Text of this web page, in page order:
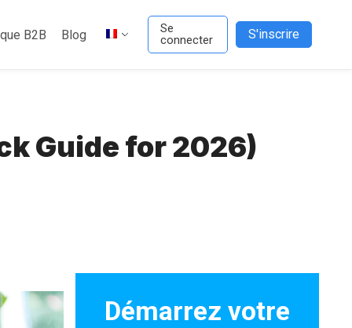
B2B Blog
Se
connecter
S'inscrire
Guide for 2026)
Démarrez votre